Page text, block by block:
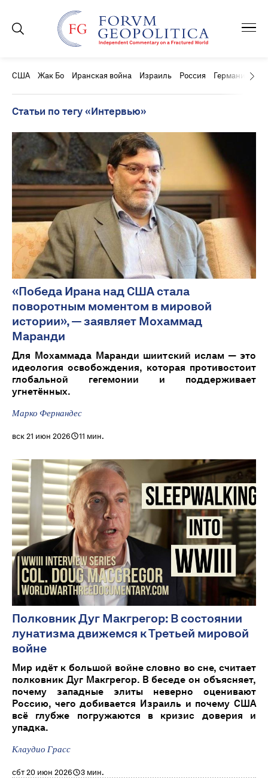
США Жак Бо Иранская война Израиль Россия Германия
Статьи по тегу «Интервью»
«Победа Ирана над США стала
поворотным моментом в мировой
истории», — заявляет Мохаммад
Маранди
Для Мохаммада Маранди шиитский ислам — это
идеология освобождения, которая противостоит
глобальной гегемонии и поддерживает
угнетённых.
Марко Фернандес
вск 21 июн 2026 11 мин.
Полковник Дуг Макгрегор: В состоянии
лунатизма движемся к Третьей мировой
войне
Мир идёт к большой войне словно во сне, считает
полковник Дуг Макгрегор. В беседе он объясняет,
почему западные элиты неверно оценивают
Россию, чего добивается Израиль и почему США
всё глубже погружаются в кризис доверия и
упадка.
Клаудио Грасс
сбт 20 июн 2026 3 мин.